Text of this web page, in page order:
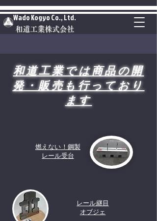
和道工業株式会社
Wado Kogyo Co., Ltd.
和道工業では商品の開
発・販売も行っており
ます
燃えない！鋼製
レール受台
レール継目
オブジェ